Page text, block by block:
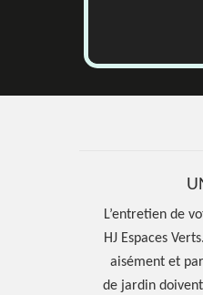
L’entretien de
HJ Espaces
aisément et
de jardin